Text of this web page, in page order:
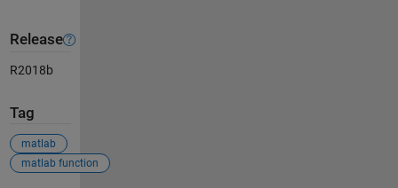
Release
R2018b
Tag
matlab
matlab function